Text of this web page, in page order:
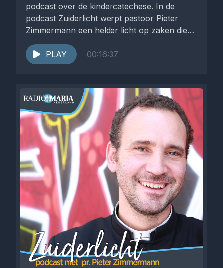
podcast over de kindercatechese. In de
podcast Zuiderlicht werpt pastoor Pieter
Zimmermann een helder licht op zaken die
hem...
PLAY
00:16:37